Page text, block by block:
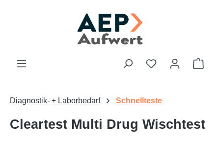
Du hast 0
Diagnostik- + Laborbedarf Schnellteste
Cleartest Multi Drug Wischtest